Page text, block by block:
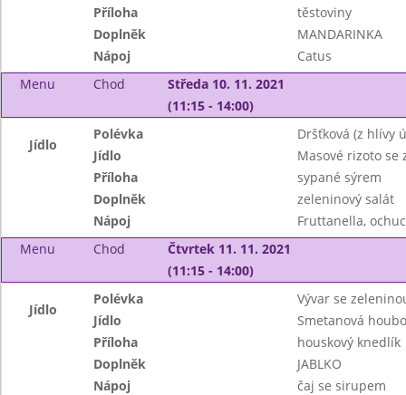
Příloha
těstoviny
Doplněk
MANDARINKA
Nápoj
Catus
Menu
Chod
Středa 10. 11. 2021
(11:15 - 14:00)
Jídlo
Polévka
Dršťková (z hlívy
Jídlo
Masové rizoto se
Příloha
sypané sýrem
Doplněk
zeleninový salát
Nápoj
Fruttanella,
Menu
Chod
Čtvrtek 11. 11. 2021
(11:15 - 14:00)
Jídlo
Polévka
Vývar se
Jídlo
Smetanová
Příloha
houskový knedlík
Doplněk
JABLKO
Nápoj
čaj se sirupem